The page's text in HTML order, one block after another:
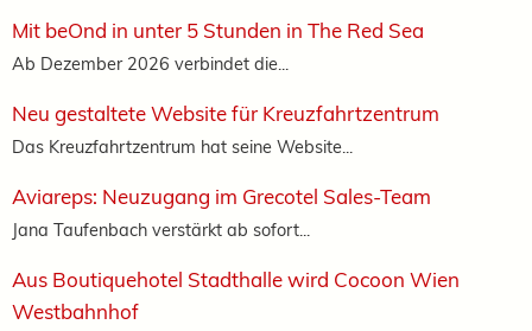
Mit beOnd in unter 5 Stunden in The Red Sea
Ab Dezember 2026 verbindet die...
Neu gestaltete Website für Kreuzfahrtzentrum
Das Kreuzfahrtzentrum hat seine Website...
Aviareps: Neuzugang im Grecotel Sales-Team
Jana Taufenbach verstärkt ab sofort...
Aus Boutiquehotel Stadthalle wird Cocoon Wien
Westbahnhof